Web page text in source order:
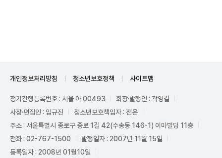
개인정보처리방침 청소년보호정책 사이트맵
정기간행등록번호 : 서울 아 00493
회장·발행인 : 곽영길
사장·편집인 : 임규진
청소년보호책임자 : 전운
주소 : 서울특별시 종로구 종로 1길 42(수송동 146-1) 이마빌딩 11층
전화 : 02-767-1500
발행일자 : 2007년 11월 15일
등록일자 : 2008년 01월10일